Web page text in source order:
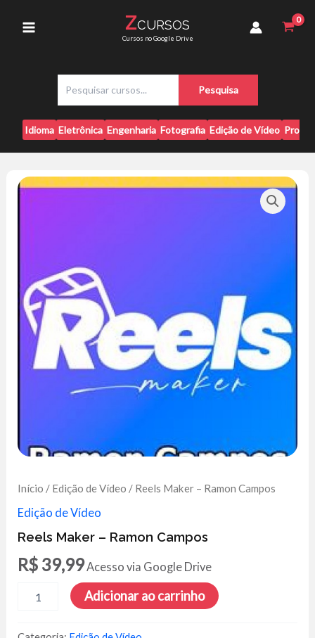
Menu
ZCURSOS
Cursos no Google Drive
s
q
u
i
a
r
Pesquisa
Idioma Eletrônica Engenharia Fotografia Edição de Vídeo
Início / Edição de Vídeo / Reels Maker – Ramon Campos
Edição de Vídeo
Reels Maker – Ramon Campos
R$ 39,99Acesso via Google Drive
Maker
Ramon
Adicionar ao carrinho
Campos